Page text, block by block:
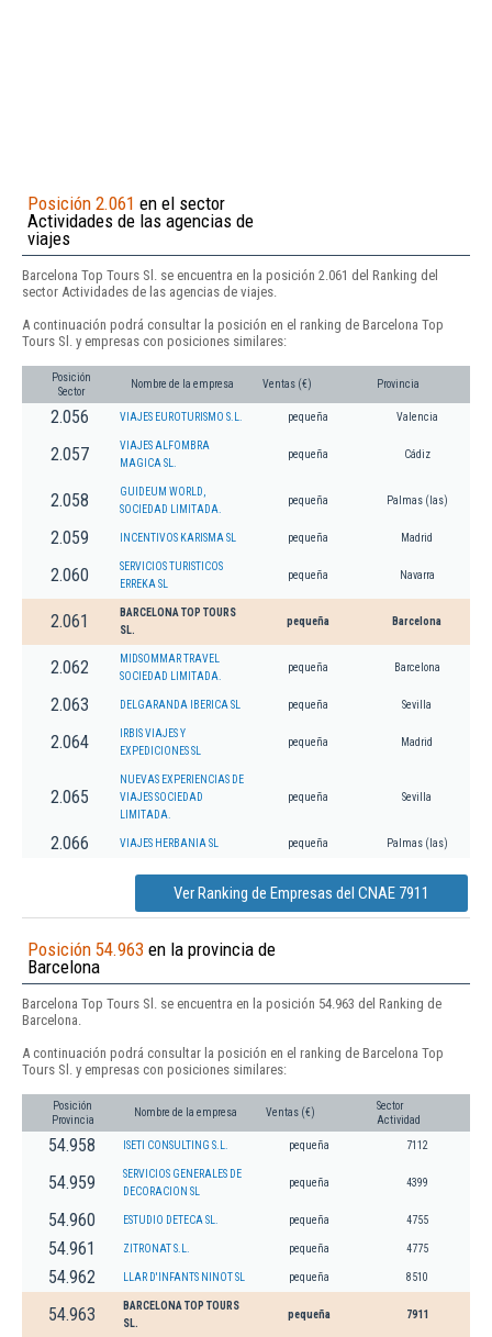
Posición 2.061 en el sector
Actividades de las agencias de
viajes
Barcelona Top Tours Sl. se encuentra en la posición 2.061 del Ranking del
sector Actividades de las agencias de viajes.
A continuación podrá consultar la posición en el ranking de Barcelona Top
Tours Sl. y empresas con posiciones similares:
Posición
Sector
Nombre de la empresa Ventas (€) Provincia
2.056 VIAJES EUROTURISMO S.L. pequeña Valencia
2.057
VIAJES ALFOMBRA
MAGICA SL.
pequeña Cádiz
2.058
GUIDEUM WORLD,
SOCIEDAD LIMITADA.
pequeña Palmas (las)
2.059 INCENTIVOS KARISMA SL pequeña Madrid
2.060
SERVICIOS TURISTICOS
ERREKA SL
pequeña Navarra
2.061
BARCELONA TOP TOURS
SL.
pequeña Barcelona
2.062
MIDSOMMAR TRAVEL
SOCIEDAD LIMITADA.
pequeña Barcelona
2.063 DELGARANDA IBERICA SL pequeña Sevilla
2.064
IRBIS VIAJES Y
EXPEDICIONES SL
pequeña Madrid
2.065
NUEVAS EXPERIENCIAS DE
VIAJES SOCIEDAD
LIMITADA.
pequeña Sevilla
2.066 VIAJES HERBANIA SL pequeña Palmas (las)
Ver Ranking de Empresas del CNAE 7911
Posición 54.963 en la provincia de
Barcelona
Barcelona Top Tours Sl. se encuentra en la posición 54.963 del Ranking de
Barcelona.
A continuación podrá consultar la posición en el ranking de Barcelona Top
Tours Sl. y empresas con posiciones similares:
Posición
Provincia
Nombre de la empresa Ventas (€)
Sector
Actividad
54.958 ISETI CONSULTING S.L. pequeña 7112
54.959
SERVICIOS GENERALES DE
DECORACION SL
pequeña 4399
54.960 ESTUDIO DETECA SL. pequeña 4755
54.961 ZITRONAT S.L. pequeña 4775
54.962 LLAR D'INFANTS NINOT SL pequeña 8510
54.963
BARCELONA TOP TOURS
SL.
pequeña 7911